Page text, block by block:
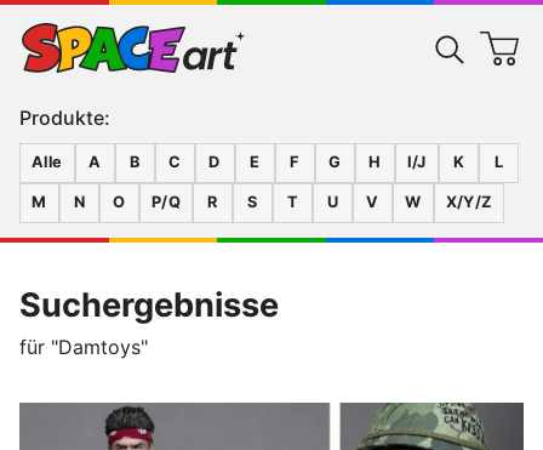
Produkte:
Alle A B C D E F G H I/J K L
M N O P/Q R S T U V W X/Y/Z
Suchergebnisse
für "Damtoys"